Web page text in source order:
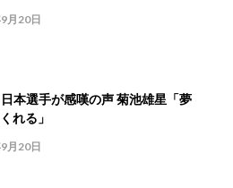
月20日
本選手が感嘆の声 菊池雄星「夢
れる」
月20日